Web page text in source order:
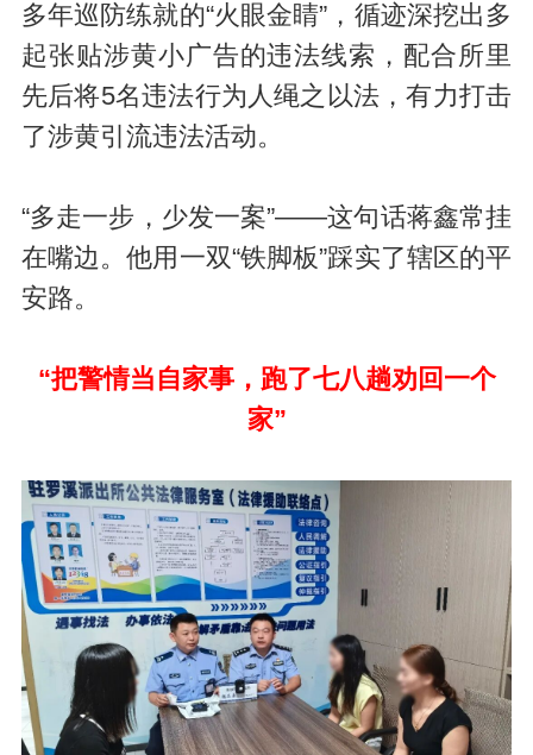
多年巡防练就的“火眼金睛”，循迹深挖出多
起张贴涉黄小广告的违法线索，配合所里
先后将5名违法行为人绳之以法，有力打击
了涉黄引流违法活动。
“多走一步，少发一案”——这句话蒋鑫常挂
在嘴边。他用一双“铁脚板”踩实了辖区的平
安路。
“把警情当自家事，跑了七八趟劝回一个
家”